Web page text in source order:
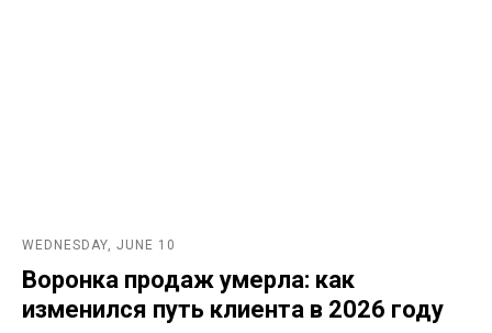
WEDNESDAY, JUNE 10
Воронка продаж умерла: как
изменился путь клиента в 2026 году